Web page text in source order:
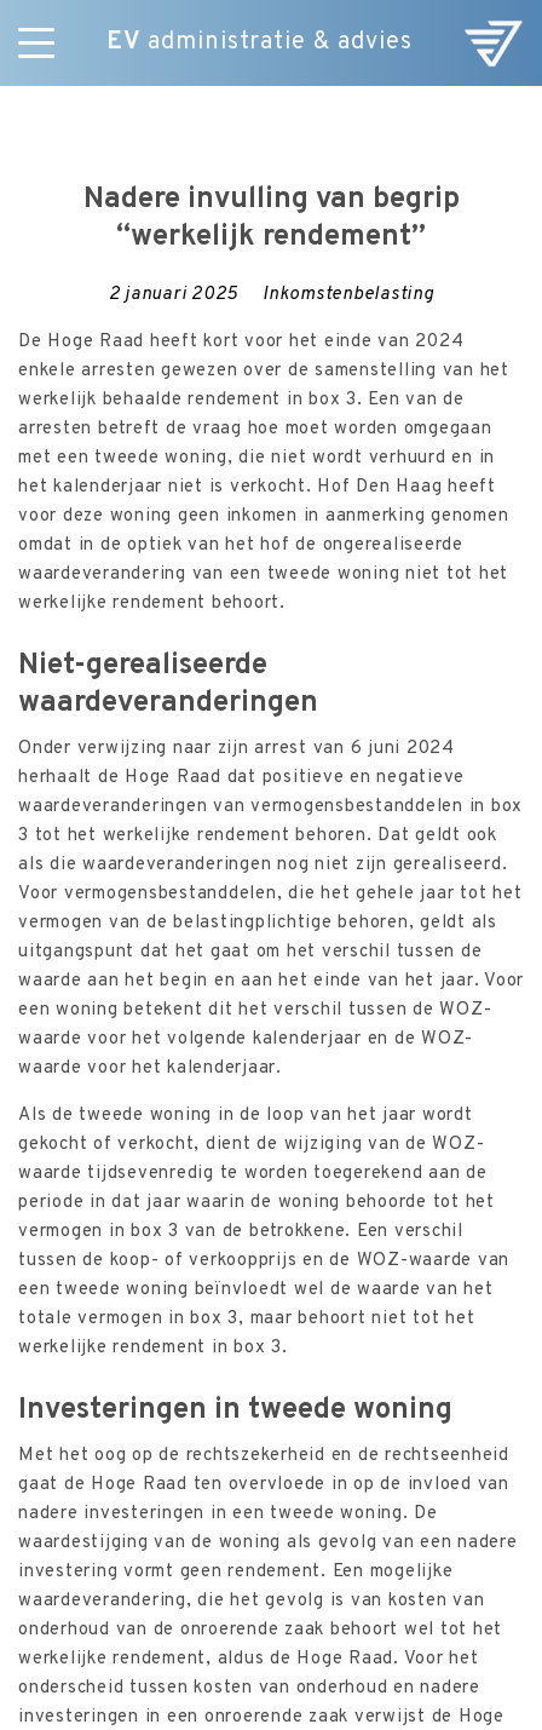
EV administratie & advies
Skip
Nadere invulling van begrip
“werkelijk rendement”
2 januari 2025 Inkomstenbelasting
De Hoge Raad heeft kort voor het einde van 2024
enkele arresten gewezen over de samenstelling van het
werkelijk behaalde rendement in box 3. Een van de
arresten betreft de vraag hoe moet worden omgegaan
met een tweede woning, die niet wordt verhuurd en in
het kalenderjaar niet is verkocht. Hof Den Haag heeft
voor deze woning geen inkomen in aanmerking genomen
omdat in de optiek van het hof de ongerealiseerde
waardeverandering van een tweede woning niet tot het
werkelijke rendement behoort.
Niet-gerealiseerde
waardeveranderingen
Onder verwijzing naar zijn arrest van 6 juni 2024
herhaalt de Hoge Raad dat positieve en negatieve
waardeveranderingen van vermogensbestanddelen in box
3 tot het werkelijke rendement behoren. Dat geldt ook
als die waardeveranderingen nog niet zijn gerealiseerd.
Voor vermogensbestanddelen, die het gehele jaar tot het
vermogen van de belastingplichtige behoren, geldt als
uitgangspunt dat het gaat om het verschil tussen de
waarde aan het begin en aan het einde van het jaar. Voor
een woning betekent dit het verschil tussen de WOZ-
waarde voor het volgende kalenderjaar en de WOZ-
waarde voor het kalenderjaar.
Als de tweede woning in de loop van het jaar wordt
gekocht of verkocht, dient de wijziging van de WOZ-
waarde tijdsevenredig te worden toegerekend aan de
periode in dat jaar waarin de woning behoorde tot het
vermogen in box 3 van de betrokkene. Een verschil
tussen de koop- of verkoopprijs en de WOZ-waarde van
een tweede woning beïnvloedt wel de waarde van het
totale vermogen in box 3, maar behoort niet tot het
werkelijke rendement in box 3.
Investeringen in tweede woning
Met het oog op de rechtszekerheid en de rechtseenheid
gaat de Hoge Raad ten overvloede in op de invloed van
nadere investeringen in een tweede woning. De
waardestijging van de woning als gevolg van een nadere
investering vormt geen rendement. Een mogelijke
waardeverandering, die het gevolg is van kosten van
onderhoud van de onroerende zaak behoort wel tot het
werkelijke rendement, aldus de Hoge Raad. Voor het
onderscheid tussen kosten van onderhoud en nadere
investeringen in een onroerende zaak verwijst de Hoge